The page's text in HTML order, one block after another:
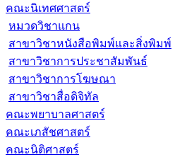
คณะนิเทศศาสตร์
หมวดวิชาแกน
สาขาวิชาหนังสือพิมพ์และสิ่งพิมพ์
สาขาวิชาการประชาสัมพันธ์
สาขาวิชาการโฆษณา
สาขาวิชาสื่อดิจิทัล
คณะพยาบาลศาสตร์
คณะเภสัชศาสตร์
คณะนิติศาสตร์